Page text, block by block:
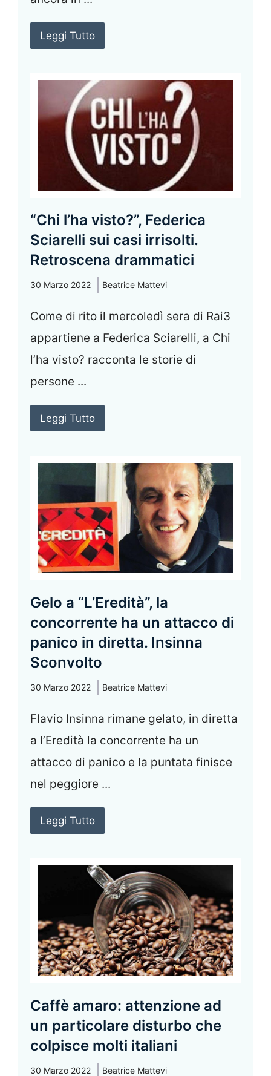
Leggi Tutto
“Chi l’ha visto?”, Federica
Sciarelli sui casi irrisolti.
Retroscena drammatici
30 Marzo 2022 Beatrice Mattevi
Come di rito il mercoledì sera di Rai3
appartiene a Federica Sciarelli, a Chi
l’ha visto? racconta le storie di
persone ...
Leggi Tutto
Gelo a “L’Eredità”, la
concorrente ha un attacco di
panico in diretta. Insinna
Sconvolto
30 Marzo 2022 Beatrice Mattevi
Flavio Insinna rimane gelato, in diretta
a l’Eredità la concorrente ha un
attacco di panico e la puntata finisce
nel peggiore ...
Leggi Tutto
Caffè amaro: attenzione ad
un particolare disturbo che
colpisce molti italiani
30 Marzo 2022 Beatrice Mattevi